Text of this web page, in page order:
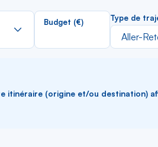
Rechercher
la
Budget (€) Type de
Aller-
itinéraire (origine et/ou destination)